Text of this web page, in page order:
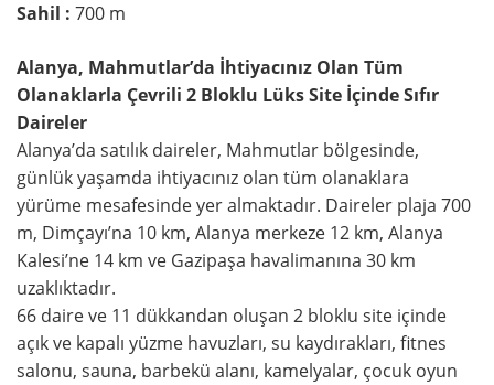
Sahil : 700 m
Alanya, Mahmutlar’da İhtiyacınız Olan Tüm
Olanaklarla Çevrili 2 Bloklu Lüks Site İçinde Sıfır
Daireler
Alanya’da satılık daireler, Mahmutlar bölgesinde,
günlük yaşamda ihtiyacınız olan tüm olanaklara
yürüme mesafesinde yer almaktadır. Daireler plaja 700
m, Dimçayı’na 10 km, Alanya merkeze 12 km, Alanya
Kalesi’ne 14 km ve Gazipaşa havalimanına 30 km
uzaklıktadır.
66 daire ve 11 dükkandan oluşan 2 bloklu site içinde
açık ve kapalı yüzme havuzları, su kaydırakları, fitnes
salonu, sauna, barbekü alanı, kamelyalar, çocuk oyun